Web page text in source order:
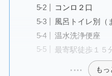
コンロ２口
風呂トイレ別（
温水洗浄便座
最寄駅徒歩１５
もっ